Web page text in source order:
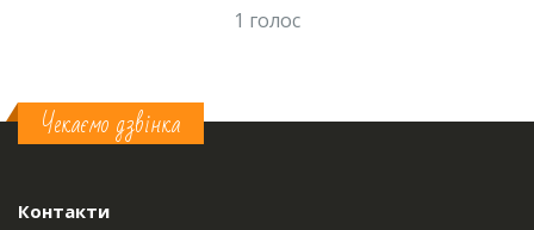
1 голос
Чекаємо дзвінка
Контакти